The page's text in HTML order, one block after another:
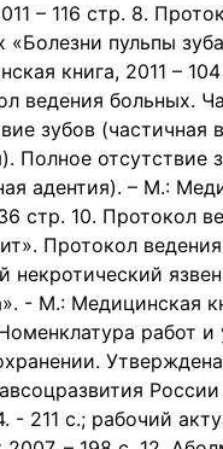
– 116 стр. 8.
«Болезни пульпы
книга, 2011 –
ведения больных.
зубов (частичная
Полное отсутствие
адентия). – М.:
стр. 10. Протокол
Протокол
некротический
- М.: Медицинская
работ и
Утверждена
России
- 211 с.; рабочий